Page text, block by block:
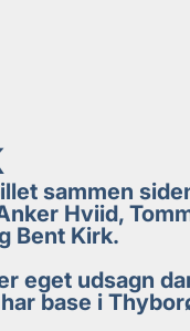
sammen
Hviid,
Bent Kirk.
eget udsagn
base i